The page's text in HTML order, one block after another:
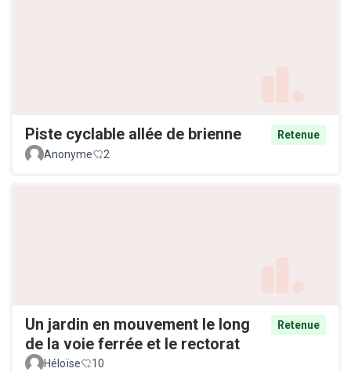
Piste cyclable allée de brienne
Retenue
Anonyme
2
Un jardin en mouvement le long
de la voie ferrée et le rectorat
Retenue
Héloïse 10